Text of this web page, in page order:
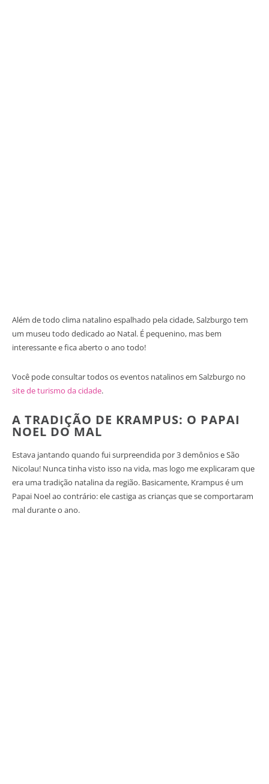
Além de todo clima natalino espalhado pela cidade, Salzburgo tem
um museu todo dedicado ao Natal. É pequenino, mas bem
interessante e fica aberto o ano todo!
Você pode consultar todos os eventos natalinos em Salzburgo no
site de turismo da cidade.
A TRADIÇÃO DE KRAMPUS: O PAPAI
NOEL DO MAL
Estava jantando quando fui surpreendida por 3 demônios e São
Nicolau! Nunca tinha visto isso na vida, mas logo me explicaram que
era uma tradição natalina da região. Basicamente, Krampus é um
Papai Noel ao contrário: ele castiga as crianças que se comportaram
mal durante o ano.